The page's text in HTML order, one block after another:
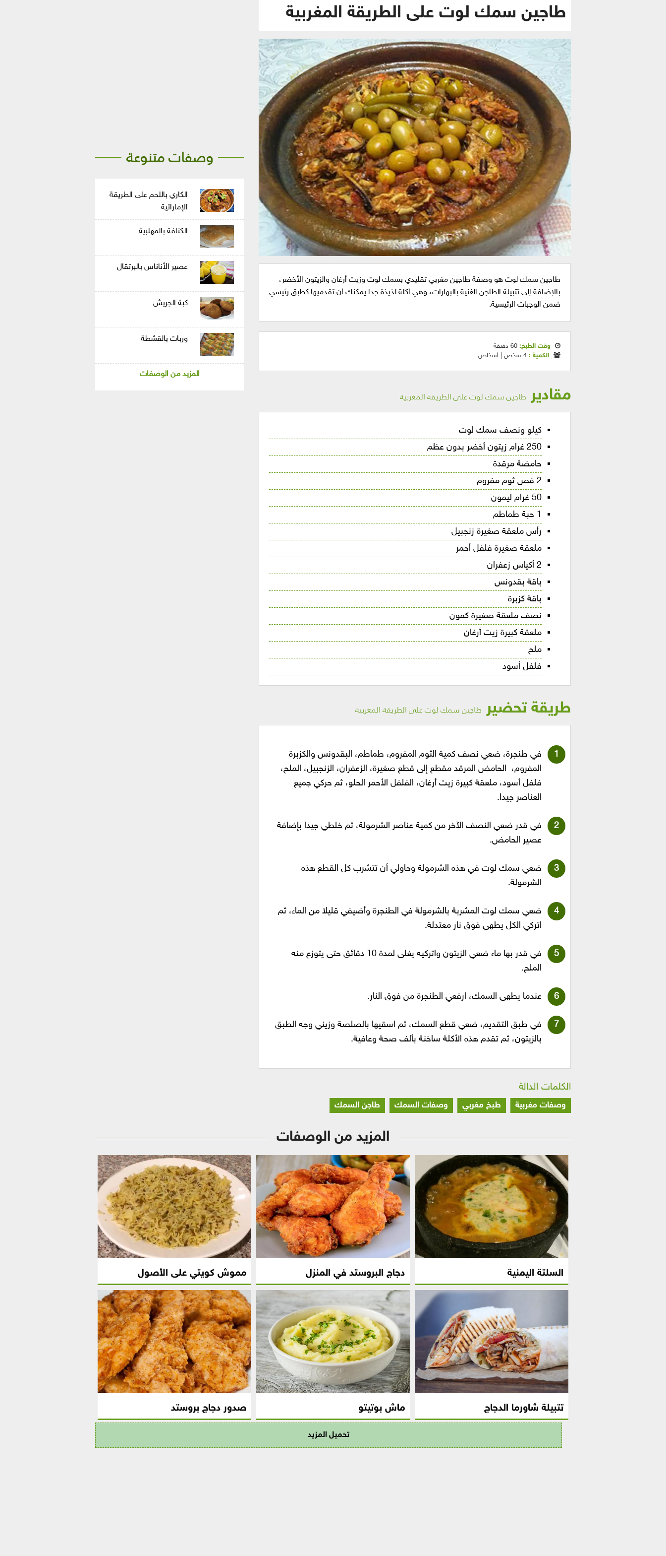
طاجين سمك لوت على الطريقة المغربية
طاجين سمك لوت هو وصفة طاجين مغربي تقليدي بسمك لوت وزيت أرغان والزيتون الأخضر،
بالإضافة إلى تتبيلة الطاجن الغنية بالبهارات، وهي أكلة لذيذة جدا يمكنك أن تقدميها كطبق رئيسي
ضمن الوجبات الرئيسية.
وقت الطبخ: 60 دقيقة
الكمية : 4 شخص | أشخاص
مقادير طاجين سمك لوت على الطريقة المغربية
كيلو ونصف سمك لوت
250 غرام زيتون أخضر بدون عظم
حامضة مرقدة
2 فص ثوم مفروم
50 غرام ليمون
1 حبة طماطم
رأس ملعقة صغيرة زنجبيل
ملعقة صغيرة فلفل أحمر
2 أكياس زعفران
باقة بقدونس
باقة كزبرة
نصف ملعقة صغيرة كمون
ملعقة كبيرة زيت أرغان
ملح
فلفل أسود
طريقة تحضير طاجين سمك لوت على الطريقة المغربية
في طنجرة، ضعي نصف كمية الثوم المفروم، طماطم، البقدونس والكزبرة
المفروم، الحامض المرقد مقطع إلى قطع صغيرة، الزعفران، الزنجبيل، الملح،
فلفل أسود، ملعقة كبيرة زيت أرغان، الفلفل الأحمر الحلو، ثم حركي جميع
العناصر جيدا.
في قدر ضعي النصف الآخر من كمية عناصر الشرمولة، ثم خلطي جيدا بإضافة
عصير الحامض.
ضعي سمك لوت في هذه الشرمولة وحاولي أن تتشرب كل القطع هذه
الشرمولة.
ضعي سمك لوت المشربة بالشرمولة في الطنجرة وأضيفي قليلا من الماء، ثم
اتركي الكل يطهى فوق نار معتدلة.
في قدر بها ماء ضعي الزيتون واتركيه يغلى لمدة 10 دقائق حتى يتوزع منه
الملح.
عندما يطهى السمك، ارفعي الطنجرة من فوق النار.
في طبق التقديم، ضعي قطع السمك، ثم اسقيها بالصلصة وزيني وجه الطبق
بالزيتون، ثم تقدم هذه الأكلة ساخنة بألف صحة وعافية.
الكلمات الدالة
وصفات مغربية طبخ مغربي وصفات السمك طاجن السمك
وصفات متنوعة
الكاري باللحم على الطريقة
الإماراتية
الكنافة بالمهلبية
عصير الأناناس بالبرتقال
كبة الجريش
وربات بالقشطة
المزيد من الوصفات
المزيد من الوصفات
السلتة اليمنية دجاج البروستد في المنزل مموش كويتي على الأصول
تتبيلة شاورما الدجاج ماش بوتيتو صدور دجاج بروستد
تحميل المزيد